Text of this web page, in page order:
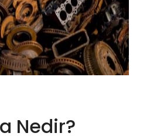
Nedir?